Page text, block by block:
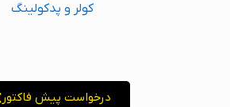
کولر و پدکولینگ
درخواست پیش فاکتور